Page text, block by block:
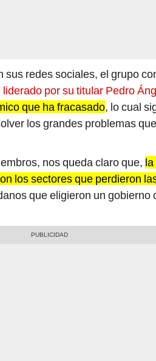
sus redes sociales, el grupo
por su titular Pedro
que ha fracasado, lo cual
los grandes problemas
nos queda claro que,
los sectores que perdieron
que eligieron un gobierno